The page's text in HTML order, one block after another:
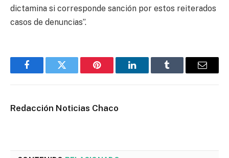
dictamina si corresponde sanción por estos reiterados
casos de denuncias”.
FacebookTwitter Pinterest LinkedInTumblr Email
Redacción Noticias Chaco